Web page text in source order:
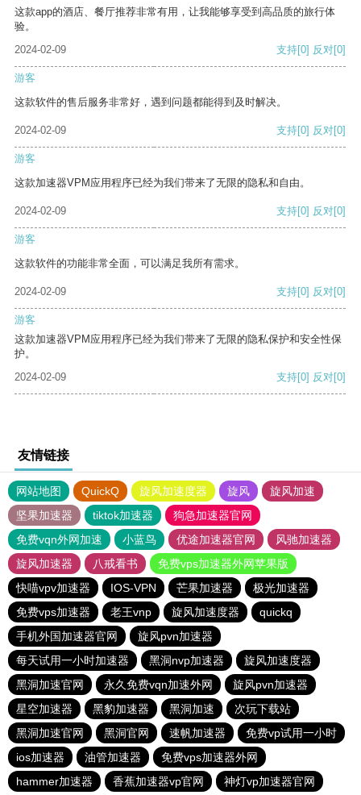
这款app的酒店、餐厅推荐非常有用，让我能够享受到高品质的旅行体
验。
2024-02-09
支持[0] 反对[0]
游客
这款软件的售后服务非常好，遇到问题都能得到及时解决。
2024-02-09 支持[0] 反对[0]
游客
这款加速器VPM应用程序已经为我们带来了无限的隐私和自由。
2024-02-09 支持[0] 反对[0]
游客
这款软件的功能非常全面，可以满足我所有需求。
2024-02-09 支持[0] 反对[0]
游客
这款加速器VPM应用程序已经为我们带来了无限的隐私保护和安全性保
护。
2024-02-09
支持[0] 反对[0]
友情链接
网站地图 QuickQ 旋风加速度器 旋风
旋风加速
坚果加速器
tiktok加速器
狗急加速器官网
免费vqn外网加速
小蓝鸟 优途加速器官网
风驰加速器
旋风加速器
八戒看书
免费vps加速器外网苹果版
快喵vpv加速器
IOS-VPN 芒果加速器
极光加速器
免费vps加速器
老王vnp 旋风加速度器
quickq
手机外国加速器官网
旋风pvn加速器
每天试用一小时加速器
黑洞nvp加速器
旋风加速度器
黑洞加速官网
永久免费vqn加速外网
旋风pvn加速器
星空加速器
黑豹加速器 黑洞加速
次玩下载站
黑洞加速官网
黑洞官网 速帆加速器
免费vp试用一小时
ios加速器
油管加速器
免费vps加速器外网
hammer加速器
香蕉加速器vp官网 神灯vp加速器官网